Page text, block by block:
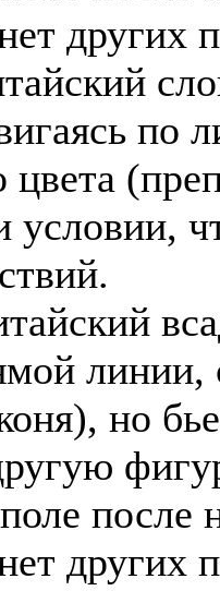
других
по
цвета
условии,
линии,
но
после
других